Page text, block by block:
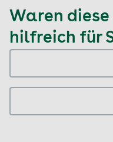
Waren
hilfreich für